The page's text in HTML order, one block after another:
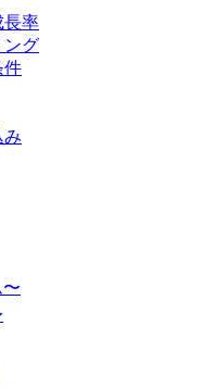
長率
ング
件
み